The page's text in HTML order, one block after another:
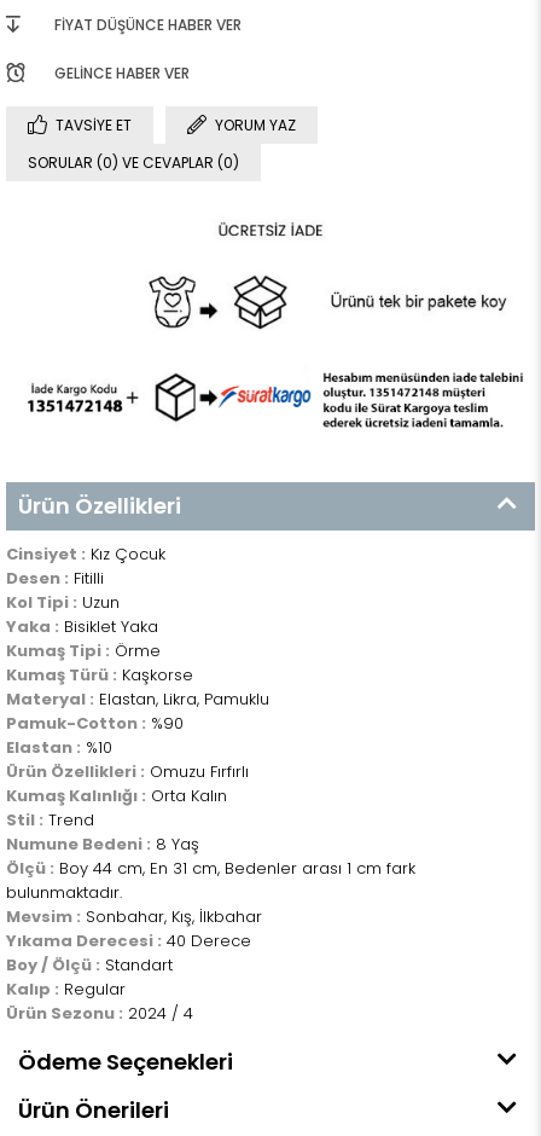
FIYAT DÜŞÜNCE HABER VER
GELINCE HABER VER
TAVSIYE ET
YORUM YAZ
SORULAR (0) VE CEVAPLAR (0)
Ürün Özellikleri
Cinsiyet : Kız Çocuk
Desen : Fitilli
Kol Tipi : Uzun
Yaka : Bisiklet Yaka
Kumaş Tipi : Örme
Kumaş Türü : Kaşkorse
Materyal : Elastan, Likra, Pamuklu
Pamuk-Cotton : %90
Elastan : %10
Ürün Özellikleri : Omuzu Fırfırlı
Kumaş Kalınlığı : Orta Kalın
Stil : Trend
Numune Bedeni : 8 Yaş
Ölçü : Boy 44 cm, En 31 cm, Bedenler arası 1 cm fark
bulunmaktadır.
Mevsim : Sonbahar, Kış, İlkbahar
Yıkama Derecesi : 40 Derece
Boy / Ölçü : Standart
Kalıp : Regular
Ürün Sezonu : 2024 / 4
Ödeme Seçenekleri
Ürün Önerileri